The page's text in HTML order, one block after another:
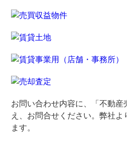
お問い合わせ内容に、「不動産
え、お問合せください。弊社よ
ます。